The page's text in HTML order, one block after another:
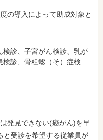
の導入によって助成対象と
検診、子宮がん検診、乳が
検診、骨粗鬆（そ）症検
発見できない(癌がん)を早
と受診を希望する従業員が